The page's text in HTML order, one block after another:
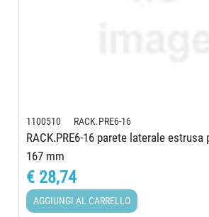
1100510 RACK.PRE6-16
RACK.PRE6-16 parete laterale estrusa
167 mm
€ 28,74
AGGIUNGI AL CARRELLO